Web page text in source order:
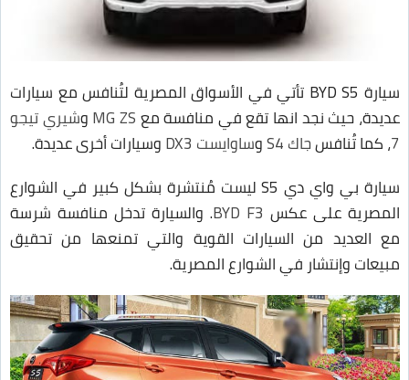
سيارة BYD S5 تأتي في الأسواق المصرية لتُنافس مع سيارات
عديدة، حيث نجد انها تقع في منافسة معMG ZSوشيري تيجو
7، كما تُنافسجاك S4 وساوايست DX3
وسيارات أخرى عديدة.
سيارة بي واي دي S5 ليست مُنتشرة بشكل كبير في الشوارع
المصرية على عكس BYD F3. والسيارة تدخل منافسة شرسة
مع العديد من السيارات القوية والتي تمنعها من تحقيق
مبيعات وإنتشار في الشوارع المصرية.